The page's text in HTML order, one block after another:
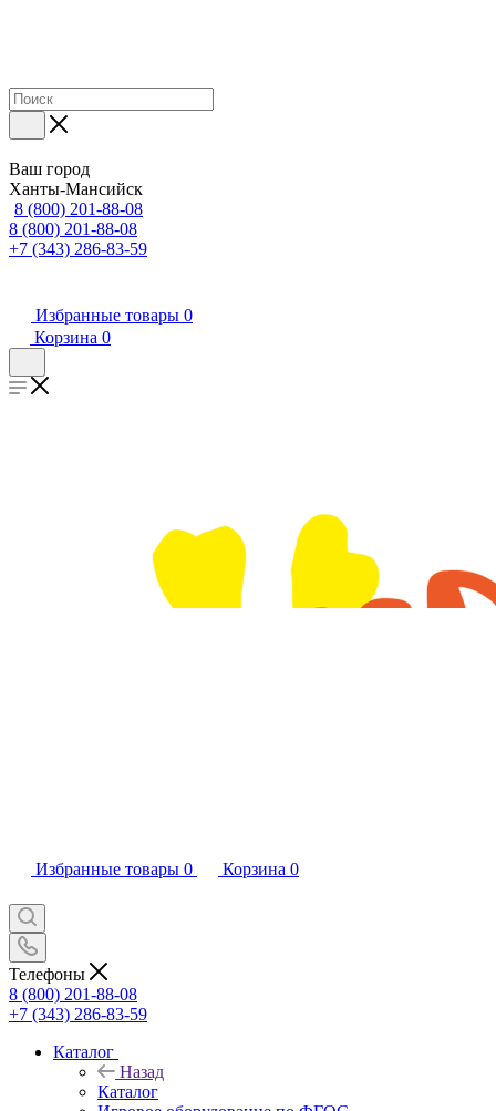
Ваш город
Ханты-Мансийск
8 (800) 201-88-08
8 (800) 201-88-08
+7 (343) 286-83-59
Избранные товары 0
Корзина 0
Избранные товары 0 Корзина 0
Телефоны
8 (800) 201-88-08
+7 (343) 286-83-59
Каталог
Назад
Каталог